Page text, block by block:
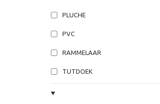
PLUCHE
PVC
RAMMELAAR
TUTDOEK